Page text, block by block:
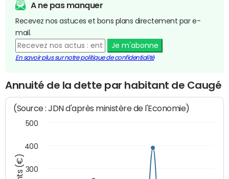
A ne pas manquer
Recevez nos astuces et bons plans directement par e-
mail.
Je m'abonne
En savoir plus sur notre politique de confidentialité
Annuité de la dette par habitant de Caugé
(Source : JDN d'après ministère de l'Economie)
300
400
500